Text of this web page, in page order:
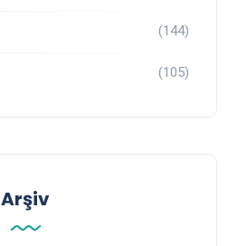
(144)
(105)
Arşiv